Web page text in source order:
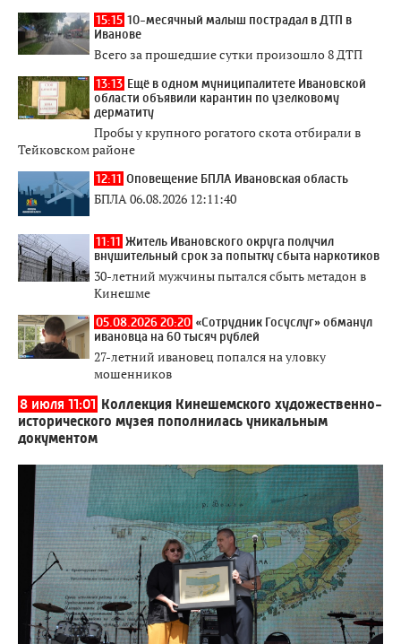
15:15 10-месячный малыш пострадал в ДТП в
Иванове
Всего за прошедшие сутки произошло 8 ДТП
13:13 Ещё в одном муниципалитете Ивановской
области объявили карантин по узелковому
дерматиту
Пробы у крупного рогатого скота отбирали в
Тейковском районе
12:11 Оповещение БПЛА Ивановская область
БПЛА 06.08.2026 12:11:40
11:11 Житель Ивановского округа получил
внушительный срок за попытку сбыта наркотиков
30-летний мужчины пытался сбыть метадон в
Кинешме
05.08.2026 20:20 «Сотрудник Госуслуг» обманул
ивановца на 60 тысяч рублей
27-летний ивановец попался на уловку
мошенников
8 июля 11:01 Коллекция Кинешемского художественно-
исторического музея пополнилась уникальным
документом